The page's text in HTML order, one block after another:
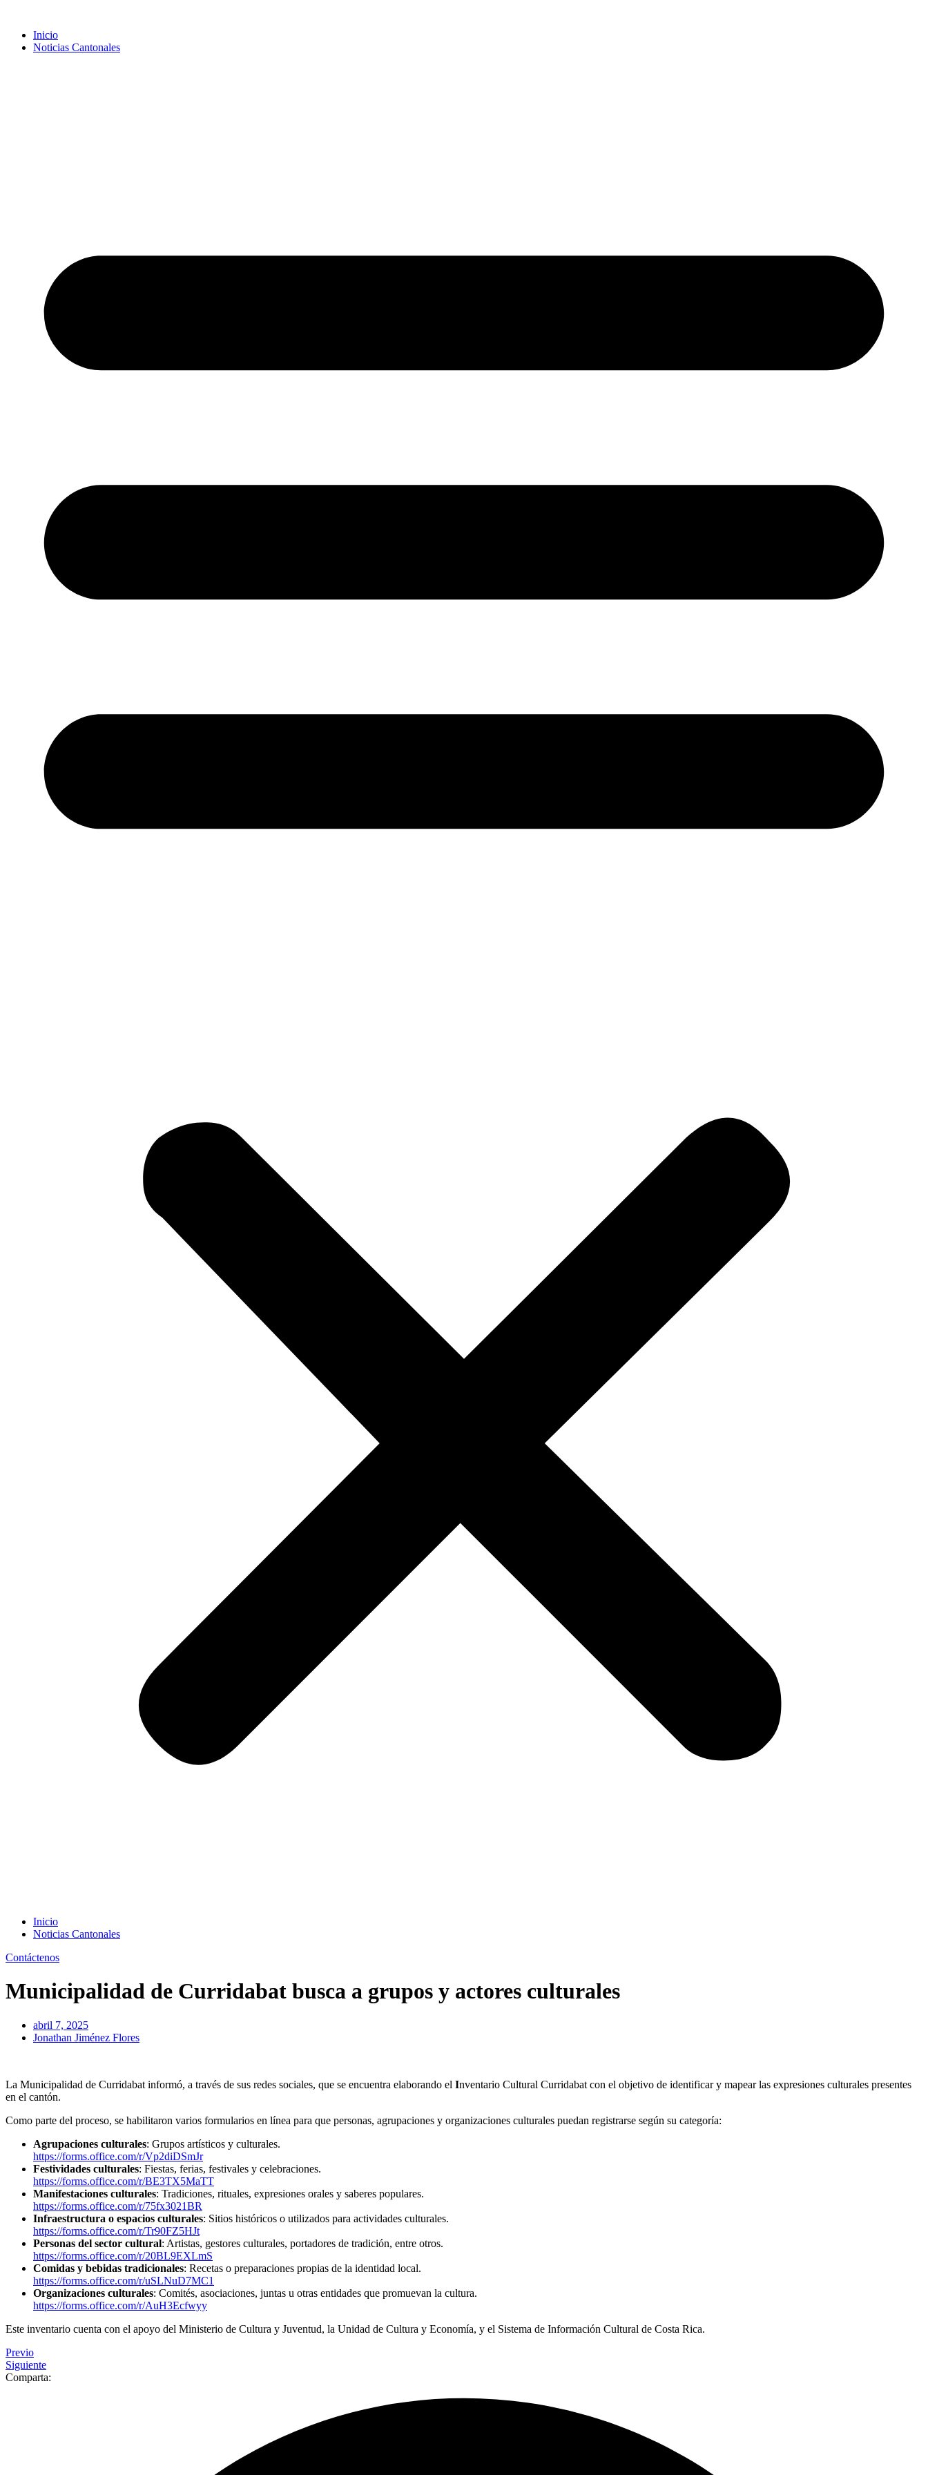
Inicio
Noticias Cantonales
Inicio
Noticias Cantonales
Contáctenos
Municipalidad de Curridabat busca a grupos y actores culturales
abril 7, 2025
Jonathan Jiménez Flores
La Municipalidad de Curridabat informó, a través de sus redes sociales, que se encuentra elaborando el Inventario Cultural Curridabat con el objetivo de identificar y mapear las expresiones culturales presentes
en el cantón.
Como parte del proceso, se habilitaron varios formularios en línea para que personas, agrupaciones y organizaciones culturales puedan registrarse según su categoría:
Agrupaciones culturales: Grupos artísticos y culturales.
https://forms.office.com/r/Vp2diDSmJr
Festividades culturales: Fiestas, ferias, festivales y celebraciones.
https://forms.office.com/r/BE3TX5MaTT
Manifestaciones culturales: Tradiciones, rituales, expresiones orales y saberes populares.
https://forms.office.com/r/75fx3021BR
Infraestructura o espacios culturales: Sitios históricos o utilizados para actividades culturales.
https://forms.office.com/r/Tr90FZ5HJt
Personas del sector cultural: Artistas, gestores culturales, portadores de tradición, entre otros.
https://forms.office.com/r/20BL9EXLmS
Comidas y bebidas tradicionales: Recetas o preparaciones propias de la identidad local.
https://forms.office.com/r/uSLNuD7MC1
Organizaciones culturales: Comités, asociaciones, juntas u otras entidades que promuevan la cultura.
https://forms.office.com/r/AuH3Ecfwyy
Este inventario cuenta con el apoyo del Ministerio de Cultura y Juventud, la Unidad de Cultura y Economía, y el Sistema de Información Cultural de Costa Rica.
Previo
Siguiente
Comparta: